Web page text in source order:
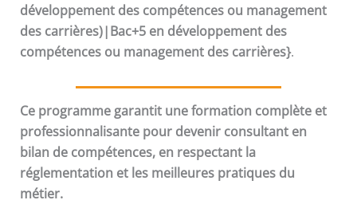
développement des compétences ou management
des carrières)|Bac+5 en développement des
compétences ou management des carrières}.
Ce programme garantit une formation complète et
professionnalisante pour devenir consultant en
bilan de compétences, en respectant la
réglementation et les meilleures pratiques du
métier.